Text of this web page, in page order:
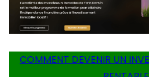
COMMENT DEVENIR UN